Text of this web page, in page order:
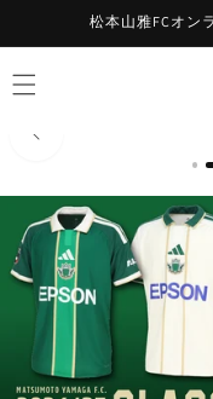
ンツに
進む
松本山雅FCオン